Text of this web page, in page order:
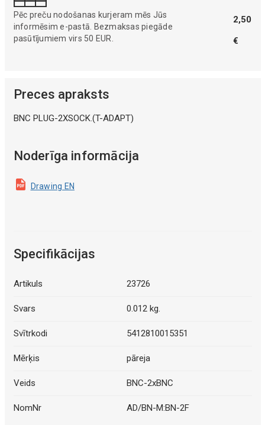
Pēc preču nodošanas kurjeram mēs Jūs
informēsim e-pastā. Bezmaksas piegāde
pasūtījumiem virs 50 EUR.
2,50
€
Preces apraksts
BNC PLUG-2XSOCK.(T-ADAPT)
Noderīga informācija
Drawing EN
Specifikācijas
Artikuls 23726
Svars 0.012 kg.
Svītrkodi 5412810015351
Mērķis pāreja
Veids BNC-2xBNC
NomNr AD/BN-M:BN-2F